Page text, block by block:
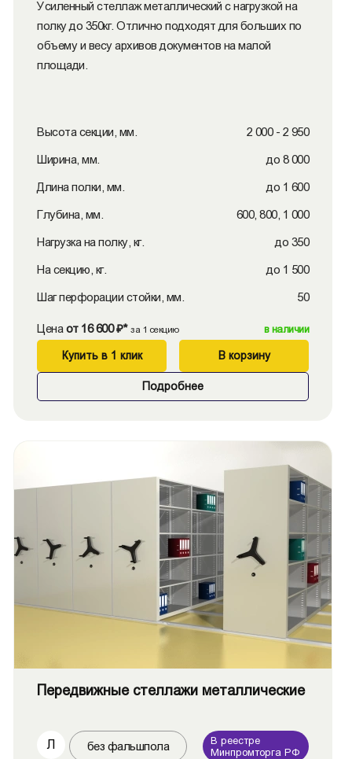
Усиленный стеллаж металлический с нагрузкой на
полку до 350кг. Отлично подходят для больших по
объему и весу архивов документов на малой
площади.
Высота секции, мм. 2 000 - 2 950
Ширина, мм. до 8 000
Длина полки, мм. до 1 600
Глубина, мм. 600, 800, 1 000
Нагрузка на полку, кг. до 350
На секцию, кг. до 1 500
Шаг перфорации стойки, мм. 50
Цена от 16 600 ₽* за 1 секцию в наличии
Купить в 1 клик В корзину
Подробнее
Передвижные стеллажи металлические
Л без фальшпола
В реестре
Минпромторга РФ